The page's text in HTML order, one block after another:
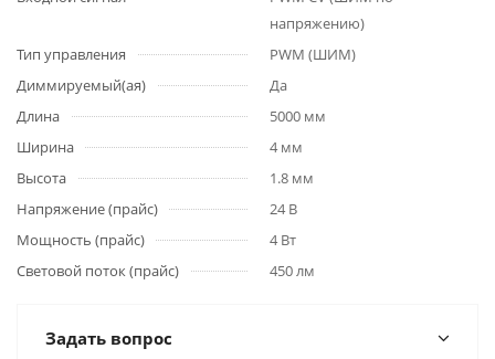
напряжению)
Тип управления
PWM (ШИМ)
Диммируемый(ая)
Да
Длина
5000 мм
Ширина
4 мм
Высота
1.8 мм
Напряжение (прайс)
24 В
Мощность (прайс)
4 Вт
Световой поток (прайс)
450 лм
Задать вопрос